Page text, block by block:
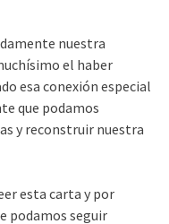
nuestra
el haber
esa conexión especial
que podamos
y reconstruir nuestra
esta carta y por
podamos seguir